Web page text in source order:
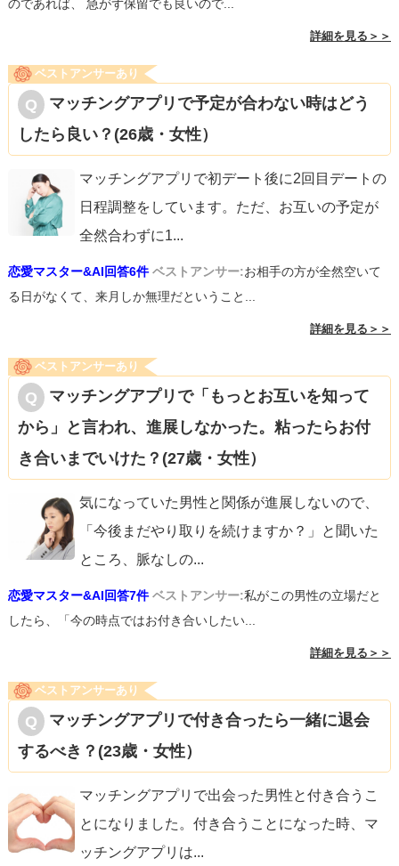
のであれば、 急がず保留でも良いので...
詳細を見る＞＞
ベストアンサーあり
マッチングアプリで予定が合わない時はどう
したら良い？(26歳・女性）
マッチングアプリで初デート後に2回目デートの
日程調整をしています。ただ、お互いの予定が
全然合わずに1...
恋愛マスター&AI回答6件 ベストアンサー:お相手の方が全然空いて
る日がなくて、来月しか無理だということ...
詳細を見る＞＞
ベストアンサーあり
マッチングアプリで「もっとお互いを知って
から」と言われ、進展しなかった。粘ったらお付
き合いまでいけた？(27歳・女性）
気になっていた男性と関係が進展しないので、
「今後まだやり取りを続けますか？」と聞いた
ところ、脈なしの...
恋愛マスター&AI回答7件 ベストアンサー:私がこの男性の立場だと
したら、「今の時点ではお付き合いしたい...
詳細を見る＞＞
ベストアンサーあり
マッチングアプリで付き合ったら一緒に退会
するべき？(23歳・女性）
マッチングアプリで出会った男性と付き合うこ
とになりました。付き合うことになった時、マ
ッチングアプリは...